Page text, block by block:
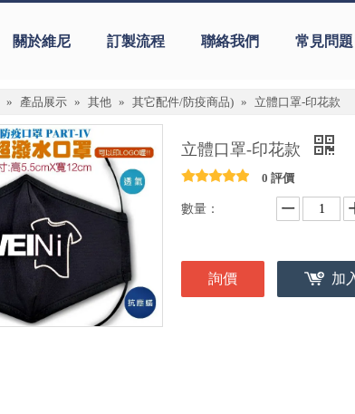
關於維尼 訂製流程 聯絡我們 常見問題
» 產品展示 » 其他 » 其它配件/防疫商品) » 立體口罩-印花款
立體口罩-印花款
0 評價
數量：
詢價 加